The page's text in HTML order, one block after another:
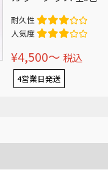
耐久性
人気度
¥4,500〜 税込
4営業日発送